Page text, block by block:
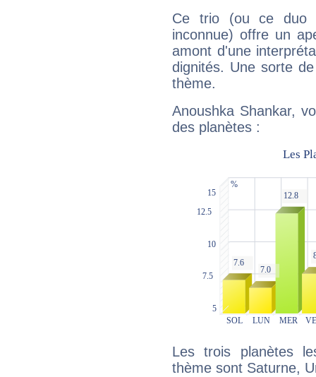
Ce trio (ou ce duo
inconnue) offre un
amont d'une
dignités. Une sorte
thème.
Anoushka Shankar,
des planètes :
Les trois planètes
thème sont Saturne,